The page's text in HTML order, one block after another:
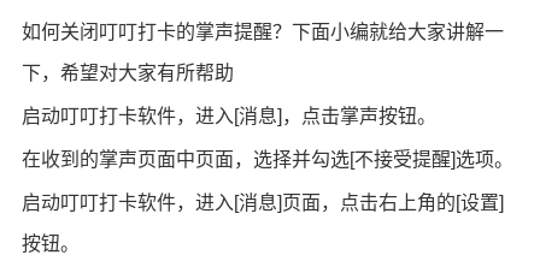
如何关闭叮叮打卡的掌声提醒？下面小编就给大家讲解一
下，希望对大家有所帮助
启动叮叮打卡软件，进入[消息]，点击掌声按钮。
在收到的掌声页面中页面，选择并勾选[不接受提醒]选项。
启动叮叮打卡软件，进入[消息]页面，点击右上角的[设置]
按钮。